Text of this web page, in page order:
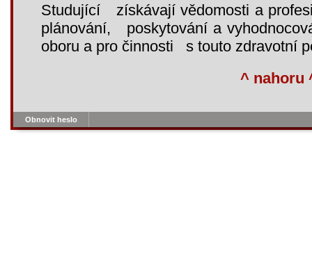
Studující získávají vědomosti a
plánování, poskytování a
oboru a pro činnosti s touto zdravotní
^ nahoru
Obnovit heslo